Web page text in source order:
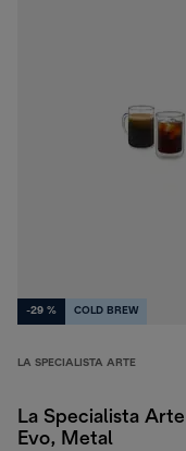
-29 % COLD BREW
LA SPECIALISTA ARTE
La Specialista Arte
Evo, Metal